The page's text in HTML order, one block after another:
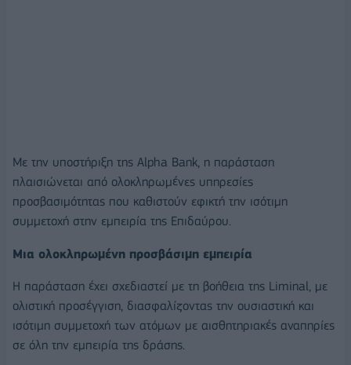
Με την υποστήριξη της Alpha Bank, η παράσταση
πλαισιώνεται από ολοκληρωμένες υπηρεσίες
προσβασιμότητας που καθιστούν εφικτή την ισότιμη
συμμετοχή στην εμπειρία της Επιδαύρου.
Μια ολοκληρωμένη προσβάσιμη εμπειρία
Η παράσταση έχει σχεδιαστεί με τη βοήθεια της Liminal, με
ολιστική προσέγγιση, διασφαλίζοντας την ουσιαστική και
ισότιμη συμμετοχή των ατόμων με αισθητηριακές αναπηρίες
σε όλη την εμπειρία της δράσης.